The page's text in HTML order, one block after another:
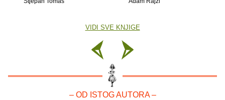
VIDI SVE KNJIGE
– OD ISTOG AUTORA –